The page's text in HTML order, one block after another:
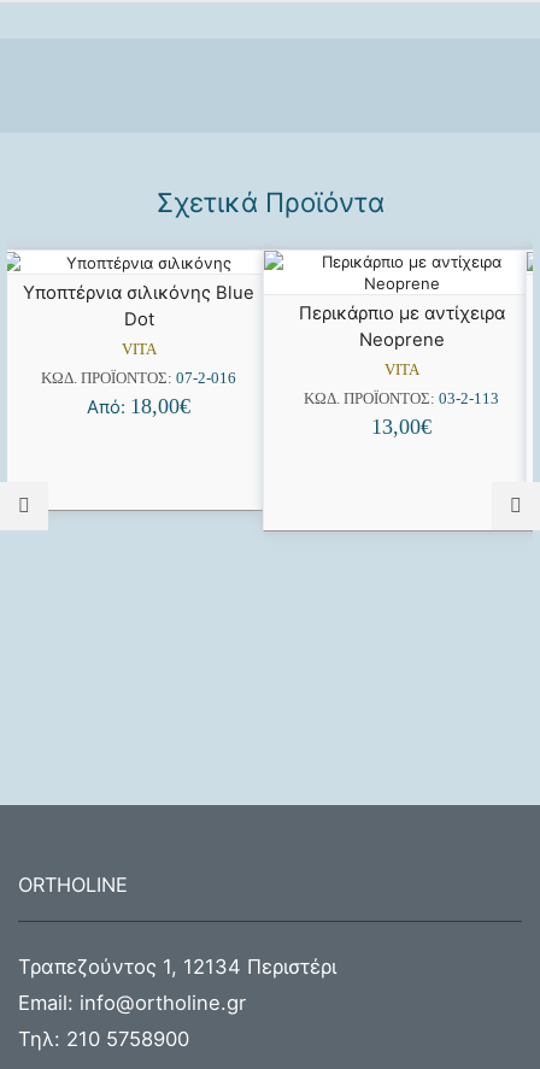
Σχετικά Προϊόντα
Υποπτέρνια σιλικόνης Blue
Dot
VITA
ΚΩΔ. ΠΡΟΪΌΝΤΟΣ: 07-2-016
Από: 18,00€
Περικάρπιο με αντίχειρα
Neoprene
VITA
ΚΩΔ. ΠΡΟΪΌΝΤΟΣ: 03-2-113
13,00€
ORTHOLINE
Τραπεζούντος 1, 12134 Περιστέρι
Email: info@ortholine.gr
Τηλ: 210 5758900